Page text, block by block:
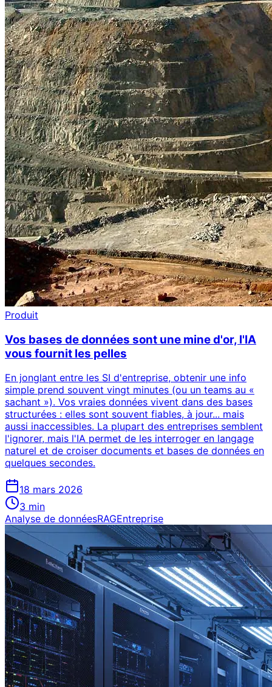
Produit
Vos bases de données sont une mine d'or, l'IA
vous fournit les pelles
En jonglant entre les SI d'entreprise, obtenir une info
simple prend souvent vingt minutes (ou un teams au «
sachant »). Vos vraies données vivent dans des bases
structurées : elles sont souvent fiables, à jour... mais
aussi inaccessibles. La plupart des entreprises semblent
l'ignorer, mais l'IA permet de les interroger en langage
naturel et de croiser documents et bases de données en
quelques secondes.
18 mars 2026
3 min
Analyse de donnéesRAGEntreprise